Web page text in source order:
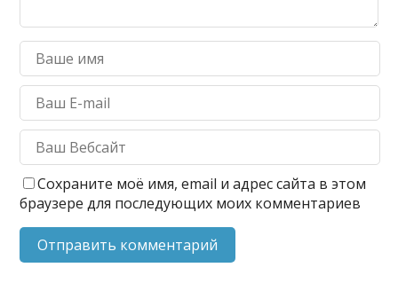
Сохраните моё имя, email и адрес сайта в этом
браузере для последующих моих комментариев